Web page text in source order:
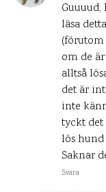
läsa
(förutom
om de
alltså
det är
inte
tyckt det
lös
Saknar
Svara